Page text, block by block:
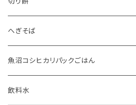
5kg
10kg
特別栽培米
2kg
5kg
魚沼産こがねもち有機JAS認証米
魚沼産こがねもち特別栽培米
へぎそば
苗場そば
ふのりそば
魚沼コシヒカリパックごはん
有機JAS認証米
飲料水